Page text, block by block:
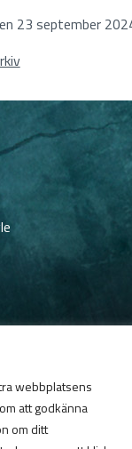
webbplatsens
att godkänna
om ditt
23 september